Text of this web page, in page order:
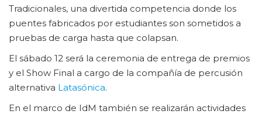
Tradicionales, una divertida competencia donde los
puentes fabricados por estudiantes son sometidos a
pruebas de carga hasta que colapsan.
El sábado 12 será la ceremonia de entrega de premios
y el Show Final a cargo de la compañía de percusión
alternativa Latasónica.
En el marco de IdM también se realizarán actividades